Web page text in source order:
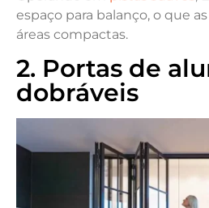
espaço para balanço, o que
áreas compactas.
2. Portas de
dobráveis